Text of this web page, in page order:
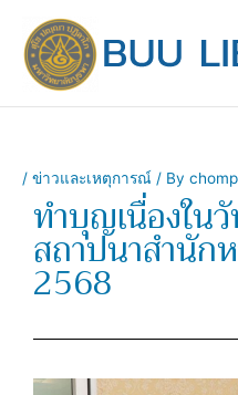
content
/ ข่าวและเหตุการณ์ / By
ทำบุญเนื่องใน
สถาปนาสำนัก
2568